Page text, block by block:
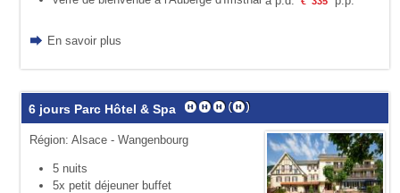
En savoir plus
6 jours Parc Hôtel & Spa
Région: Alsace - Wangenbourg
5 nuits
5x petit déjeuner buffet